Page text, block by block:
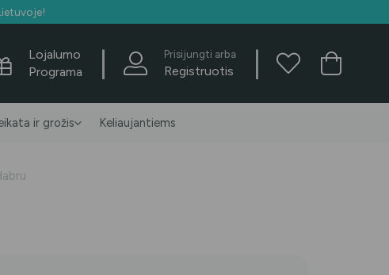
Lojalumo
Programa
Prisijungti arba
Registruotis
ir grožis Keliaujantiems